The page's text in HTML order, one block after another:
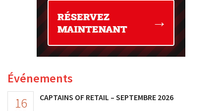
Événements
16 CAPTAINS OF RETAIL – SEPTEMBRE 2026